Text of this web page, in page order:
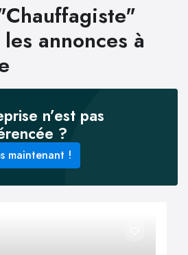
annonces à
n’est pas
?
maintenant !